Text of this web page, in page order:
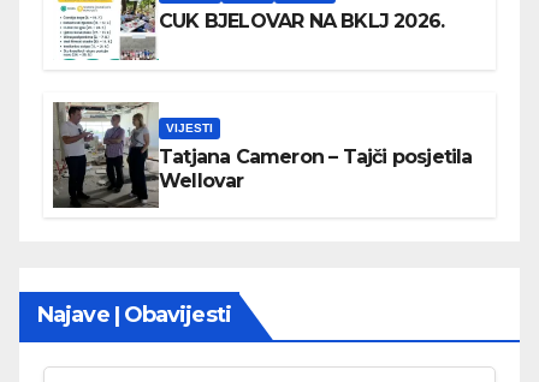
CUK BJELOVAR NA BKLJ 2026.
VIJESTI
Tatjana Cameron – Tajči posjetila
Wellovar
Najave | Obavijesti